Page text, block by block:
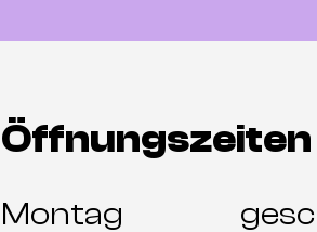
Öffnungszeiten
Montag